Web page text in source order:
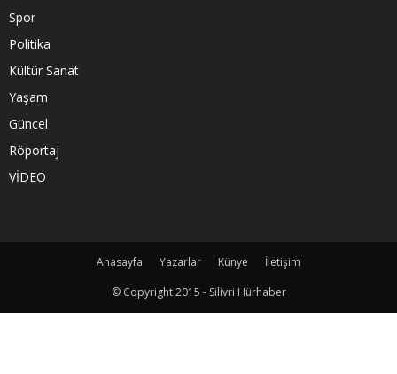
Spor
Politika
Kültür Sanat
Yaşam
Güncel
Röportaj
VİDEO
Anasayfa Yazarlar Künye
İletişim
© Copyright 2015 - Silivri Hürhaber